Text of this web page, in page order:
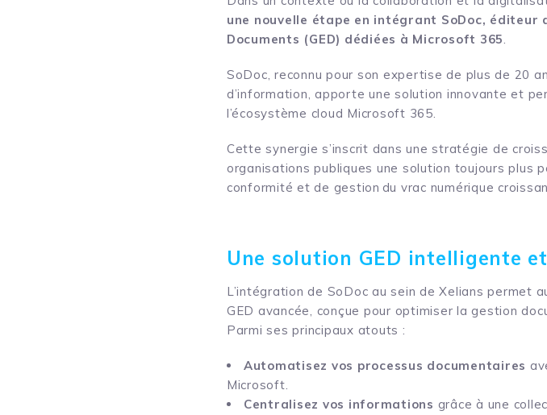
une nouvelle étape en intégrant SoDoc, éditeur
Documents (GED) dédiées à Microsoft 365.
SoDoc, reconnu pour son expertise de plus de 20
d’information, apporte une solution innovante et
l’écosystème cloud Microsoft 365.
Cette synergie s’inscrit dans une stratégie de
organisations publiques une solution toujours plus
conformité et de gestion du vrac numérique
Une solution GED intelligente
L’intégration de SoDoc au sein de Xelians permet
GED avancée, conçue pour optimiser la gestion
Parmi ses principaux atouts :
Automatisez vos processus documentaires
Microsoft.
Centralisez vos informations grâce à une